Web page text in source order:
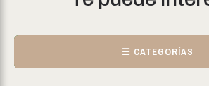
☰ CATEGORÍAS